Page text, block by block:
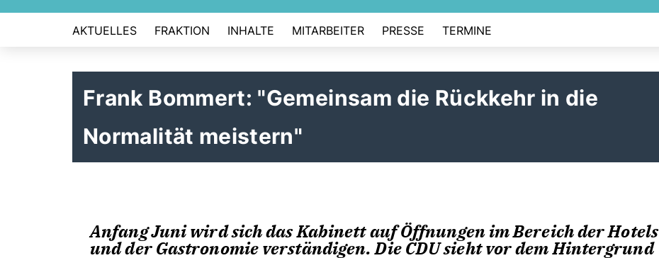
AKTUELLES FRAKTION INHALTE MITARBEITER PRESSE TERMINE
Frank Bommert: "Gemeinsam die Rückkehr in die
Normalität meistern"
Anfang Juni wird sich das Kabinett auf Öffnungen im Bereich der Hotels
und der Gastronomie verständigen. Die CDU sieht vor dem Hintergrund